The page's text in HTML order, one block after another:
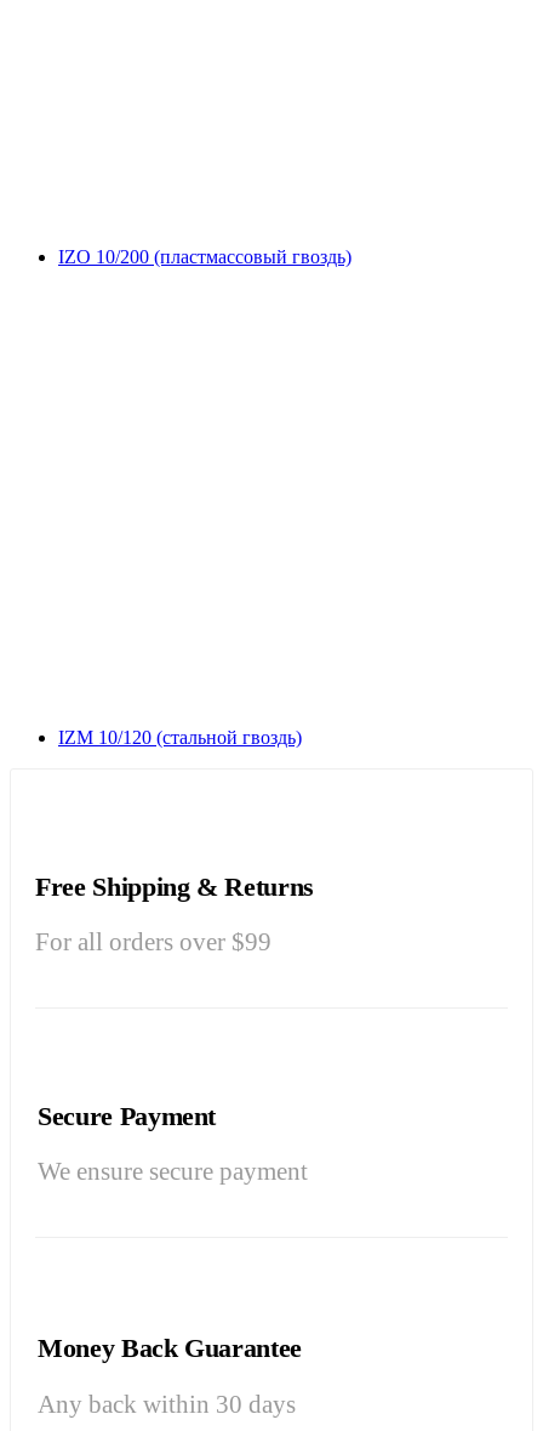
IZO 10/200 (пластмассовый гвоздь)
IZM 10/120 (стальной гвоздь)
Free Shipping & Returns
For all orders over $99
Secure Payment
We ensure secure payment
Money Back Guarantee
Any back within 30 days